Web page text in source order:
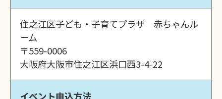
住之江区子ども・子育てプラザ 赤ちゃんル
ーム
〒559-0006
大阪府大阪市住之江区浜口西3-4-22
イベント申込方法